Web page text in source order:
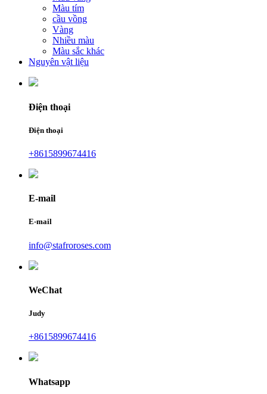
Màu tím
cầu vồng
Vàng
Nhiều màu
Màu sắc khác
Nguyên vật liệu
Điện thoại
Điện thoại
+8615899674416
E-mail
E-mail
info@stafroroses.com
WeChat
Judy
+8615899674416
Whatsapp